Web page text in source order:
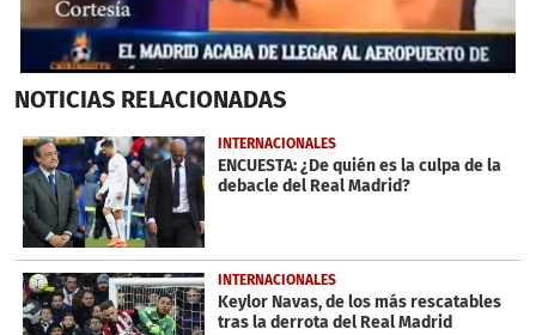
seconds
1
minute,
20
seconds
NOTICIAS RELACIONADAS
INTERNACIONALES
ENCUESTA: ¿De quién es la culpa de la
debacle del Real Madrid?
INTERNACIONALES
Keylor Navas, de los más rescatables
tras la derrota del Real Madrid